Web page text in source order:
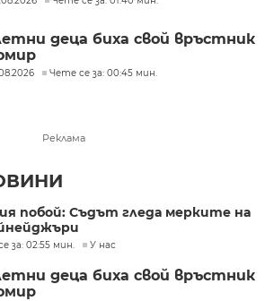
деца биха свой връстник
Чете се за: 00:45 мин.
Реклама
побой: Съдът гледа мерките на
за: 02:55 мин. У нас
деца биха свой връстник